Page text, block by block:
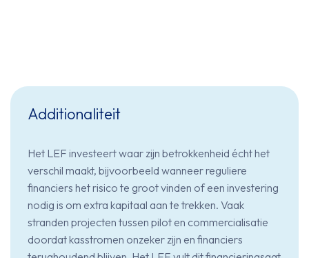
Additionaliteit
Het LEF investeert waar zijn betrokkenheid écht het
verschil maakt, bijvoorbeeld wanneer reguliere
financiers het risico te groot vinden of een investering
nodig is om extra kapitaal aan te trekken. Vaak
stranden projecten tussen pilot en commercialisatie
doordat kasstromen onzeker zijn en financiers